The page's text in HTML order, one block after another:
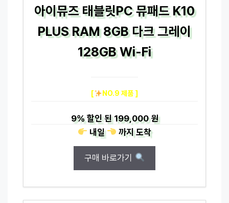
아이뮤즈 태블릿PC 뮤패드 K10
PLUS RAM 8GB 다크 그레이
128GB Wi-Fi
[ NO.9 제품 ]
9%할인 된199,000 원
내일
까지도착
구매 바로가기